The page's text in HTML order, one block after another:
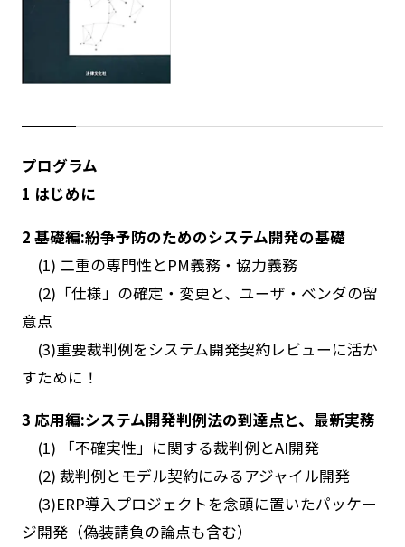
プログラム
1 はじめに
2 基礎編:紛争予防のためのシステム開発の基礎
(1) 二重の専門性とPM義務・協力義務
(2)「仕様」の確定・変更と、ユーザ・ベンダの留
意点
(3)重要裁判例をシステム開発契約レビューに活か
すために！
3 応用編:システム開発判例法の到達点と、最新実務
(1) 「不確実性」に関する裁判例とAI開発
(2) 裁判例とモデル契約にみるアジャイル開発
(3)ERP導入プロジェクトを念頭に置いたパッケー
ジ開発（偽装請負の論点も含む）